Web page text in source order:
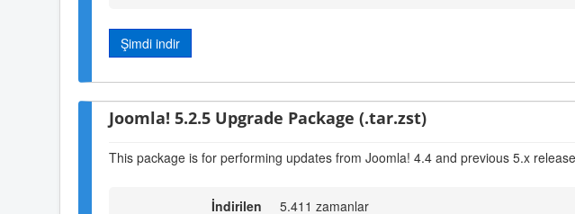
Şimdi indir
Joomla! 5.2.5 Upgrade Package (.tar.zst)
This package is for performing updates from Joomla! 4.4 and previous 5.x
İndirilen
5.411 zamanlar